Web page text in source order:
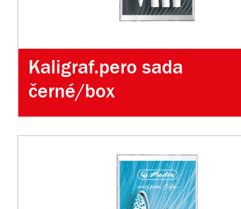
Kaligraf.pero sada
černé/box